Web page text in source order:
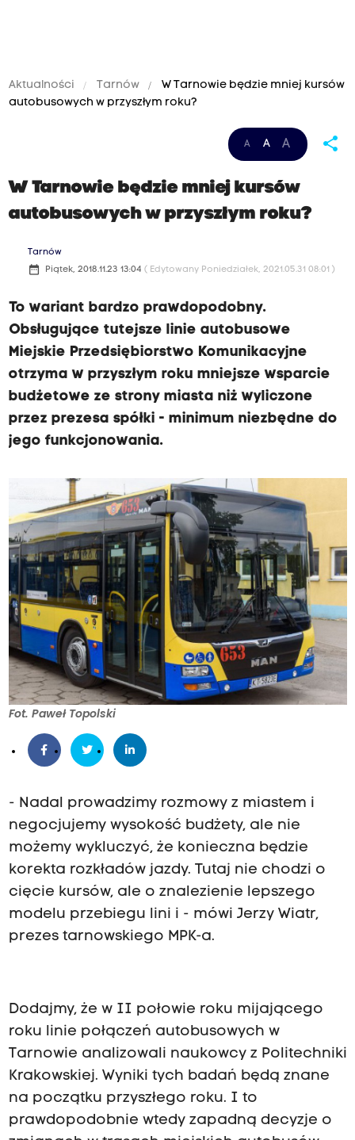
Aktualności Tarnów
W Tarnowie będzie mniej kursów
autobusowych w przyszłym roku?
A A A share
W Tarnowie będzie mniej kursów
autobusowych w przyszłym roku?
Tarnów
date_range Piątek, 2018.11.23 13:04 ( Edytowany Poniedziałek, 2021.05.31 08:01 )
To wariant bardzo prawdopodobny.
Obsługujące tutejsze linie autobusowe
Miejskie Przedsiębiorstwo Komunikacyjne
otrzyma w przyszłym roku mniejsze wsparcie
budżetowe ze strony miasta niż wyliczone
przez prezesa spółki - minimum niezbędne do
jego funkcjonowania.
Fot. Paweł Topolski
- Nadal prowadzimy rozmowy z miastem i
negocjujemy wysokość budżety, ale nie
możemy wykluczyć, że konieczna będzie
korekta rozkładów jazdy. Tutaj nie chodzi o
cięcie kursów, ale o znalezienie lepszego
modelu przebiegu lini i - mówi Jerzy Wiatr,
prezes tarnowskiego MPK-a.
Dodajmy, że w II połowie roku mijającego
roku linie połączeń autobusowych w
Tarnowie analizowali naukowcy z Politechniki
Krakowskiej. Wyniki tych badań będą znane
na początku przyszłego roku. I to
prawdopodobnie wtedy zapadną decyzje o